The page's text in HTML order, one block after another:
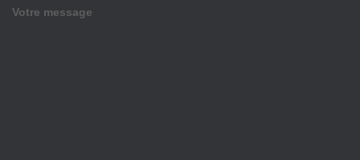
Votre message